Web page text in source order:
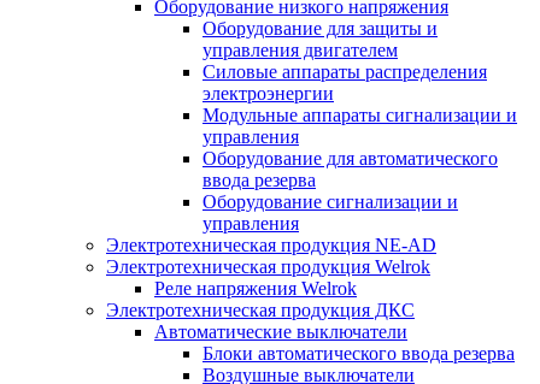
Оборудование низкого напряжения
Оборудование для защиты и
управления двигателем
Силовые аппараты распределения
электроэнергии
Модульные аппараты сигнализации и
управления
Оборудование для автоматического
ввода резерва
Оборудование сигнализации и
управления
Электротехническая продукция NE-AD
Электротехническая продукция Welrok
Реле напряжения Welrok
Электротехническая продукция ДКС
Автоматические выключатели
Блоки автоматического ввода резерва
Воздушные выключатели